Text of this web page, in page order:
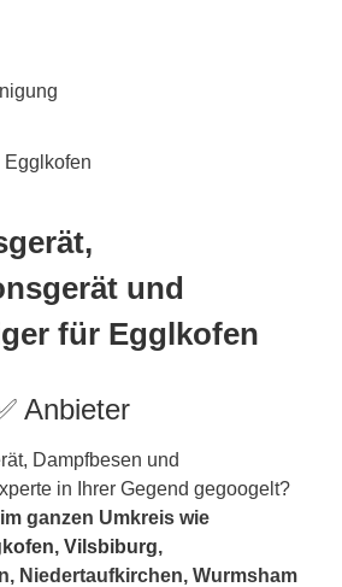
und
für Egglkofen
Anbieter
Dampfbesen und
in Ihrer Gegend gegoogelt?
ganzen Umkreis wie
, Vilsbiburg,
Niedertaufkirchen, Wurmsham